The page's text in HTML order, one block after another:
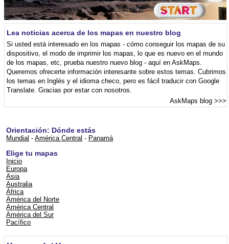
Lea noticias acerca de los mapas en nuestro blog
Si usted está interesado en los mapas - cómo conseguir los mapas de su
dispositivo, el modo de imprimir los mapas, lo que es nuevo en el mundo
de los mapas, etc, prueba nuestro nuevo blog - aquí en AskMaps.
Queremos ofrecerte información interesante sobre estos temas. Cubrimos
los temas en Inglés y el idioma checo, pero es fácil traducir con Google
Translate. Gracias por estar con nosotros.
AskMaps blog >>>
Orientación: Dónde estás
Mundial -América Central - Panamá
Elige tu mapas
Inicio
Europa
Asia
Australia
África
América del Norte
América Central
América del Sur
Pacífico